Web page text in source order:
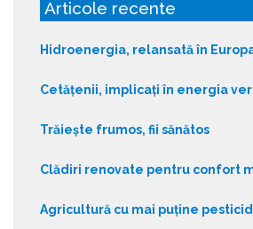
Articole recente
Hidroenergia, relansată în
Cetățenii, implicați în energia
Trăiește frumos, fii sănătos
Clădiri renovate pentru confort
Agricultură cu mai puține